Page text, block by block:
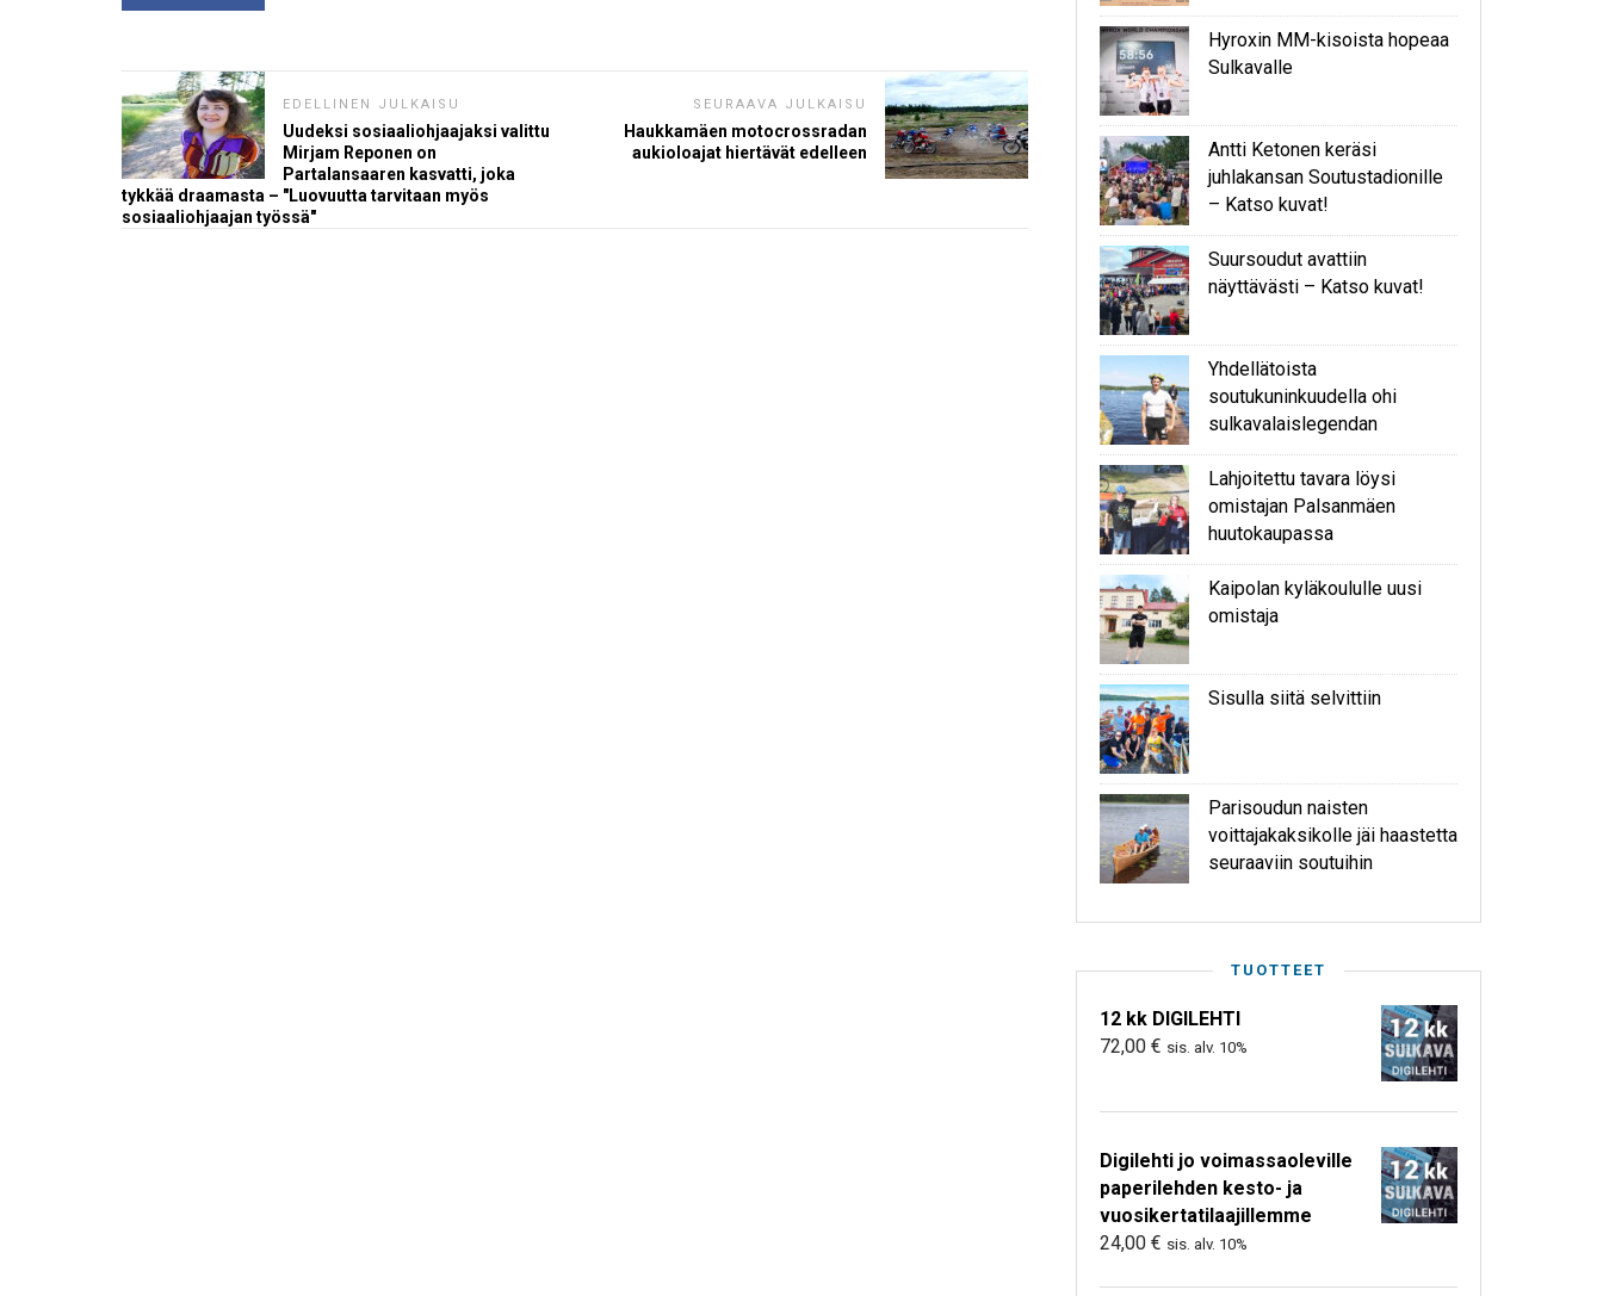
EDELLINEN JULKAISU
Uudeksi sosiaaliohjaajaksi valittu
Mirjam Reponen on
Partalansaaren kasvatti, joka
tykkää draamasta – "Luovuutta tarvitaan myös
sosiaaliohjaajan työssä"
SEURAAVA JULKAISU
Haukkamäen motocrossradan
aukioloajat hiertävät edelleen
Hyroxin MM-kisoista hopeaa
Sulkavalle
Antti Ketonen keräsi
juhlakansan Soutustadionille
– Katso kuvat!
Suursoudut avattiin
näyttävästi – Katso kuvat!
Yhdellätoista
soutukuninkuudella ohi
sulkavalaislegendan
Lahjoitettu tavara löysi
omistajan Palsanmäen
huutokaupassa
Kaipolan kyläkoululle uusi
omistaja
Sisulla siitä selvittiin
Parisoudun naisten
voittajakaksikolle jäi haastetta
seuraaviin soutuihin
TUOTTEET
12 kk DIGILEHTI
72,00 € sis. alv. 10%
Digilehti jo voimassaoleville
paperilehden kesto- ja
vuosikertatilaajillemme
24,00 € sis. alv. 10%